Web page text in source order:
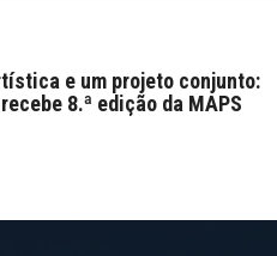
e um projeto conjunto:
8.ª edição da MAPS